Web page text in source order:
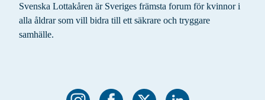
Svenska Lottakåren är Sveriges främsta forum för kvinnor i
alla åldrar som vill bidra till ett säkrare och tryggare
samhälle.